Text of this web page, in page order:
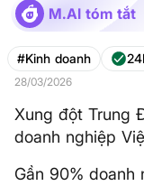
M.AI tóm tắt
#Kinh doanh
28/03/2026
Xung đột Trung
doanh nghiệp
Gần 90%